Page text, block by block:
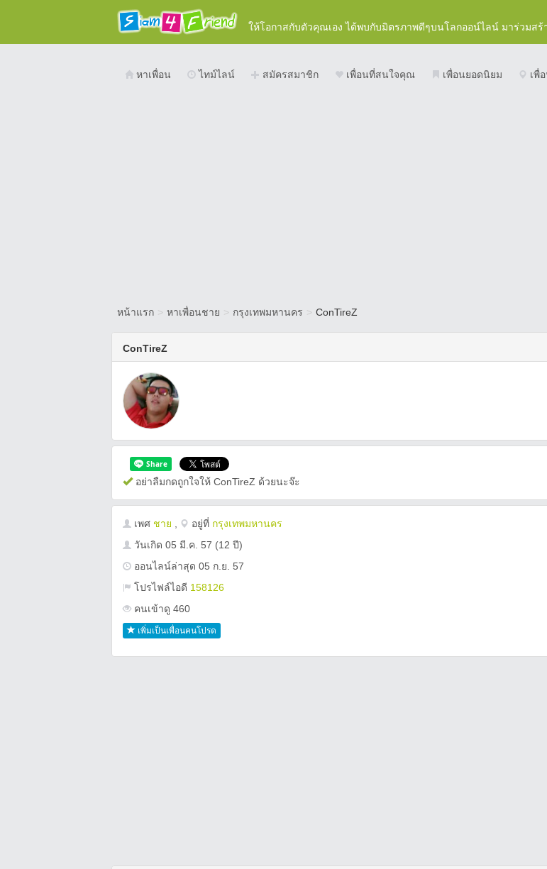
ให้โอกาสกับตัวคุณเอง ได้พบกับมิตรภาพดีๆบนโลกออน์ไลน์ มาร่วมสร้
หาเพื่อน ไทม์ไลน์ สมัครสมาชิก เพื่อนที่สนใจคุณ เพื่อนยอดนิยม เพื่
หน้าแรก > หาเพื่อนชาย > กรุงเทพมหานคร > ConTireZ
ConTireZ
อย่าลืมกดถูกใจให้ ConTireZ ด้วยนะจ๊ะ
เพศ ชาย อยู่ที่ กรุงเทพมหานคร
วันเกิด 05 มี.ค. 57 (12 ปี)
ออนไลน์ล่าสุด 05 ก.ย. 57
โปรไฟล์ไอดี 158126
คนเข้าดู 460
เพิ่มเป็นเพื่อนคนโปรด